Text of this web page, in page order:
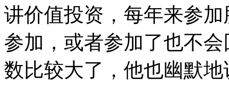
讲价值投资，每年来参
参加，或者参加了也不
数比较大了，他也幽默